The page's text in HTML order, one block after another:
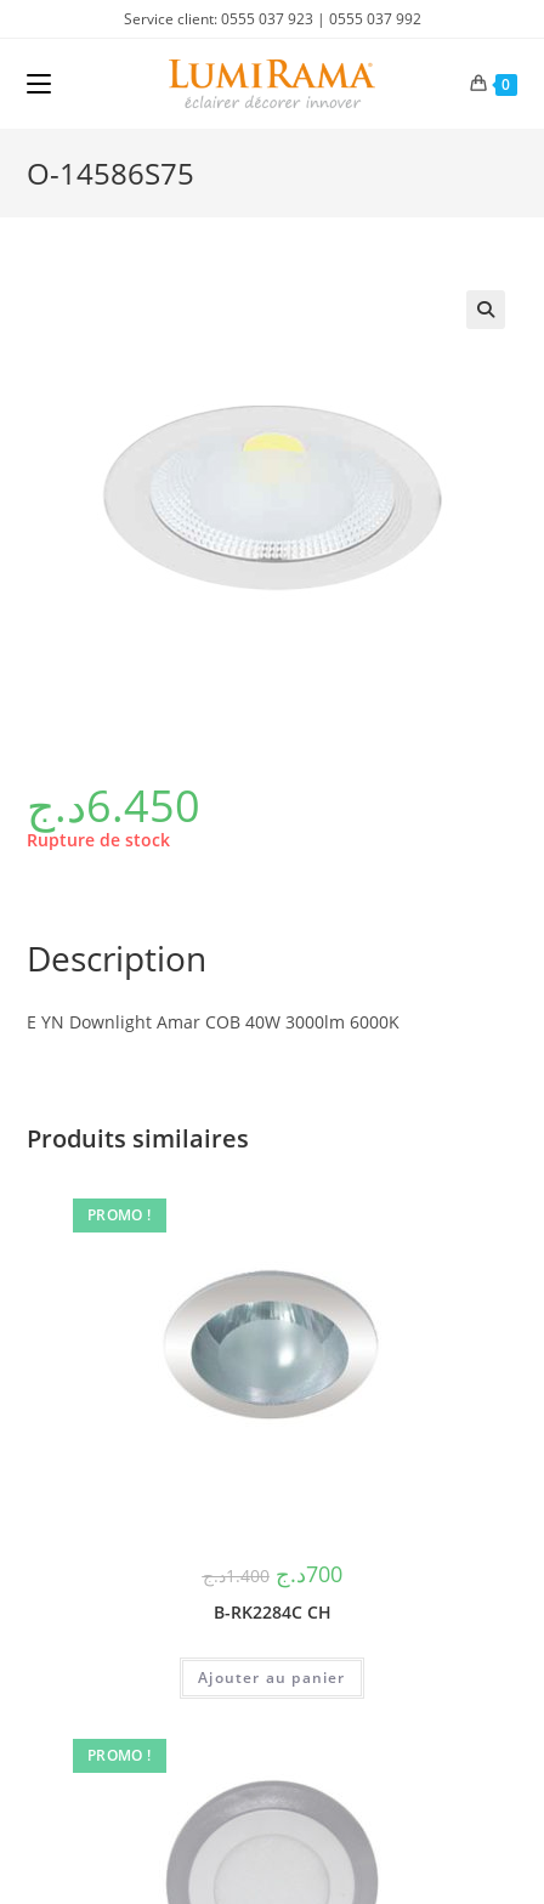
content
Service client: 0555 037 923 | 0555 037 992
0
O-14586S75
6.450د.ج
Rupture de stock
Description
E YN Downlight Amar COB 40W 3000lm 6000K
Produits similaires
PROMO !
1.400د.ج 700د.ج
B-RK2284C CH
Ajouter au panier
PROMO !